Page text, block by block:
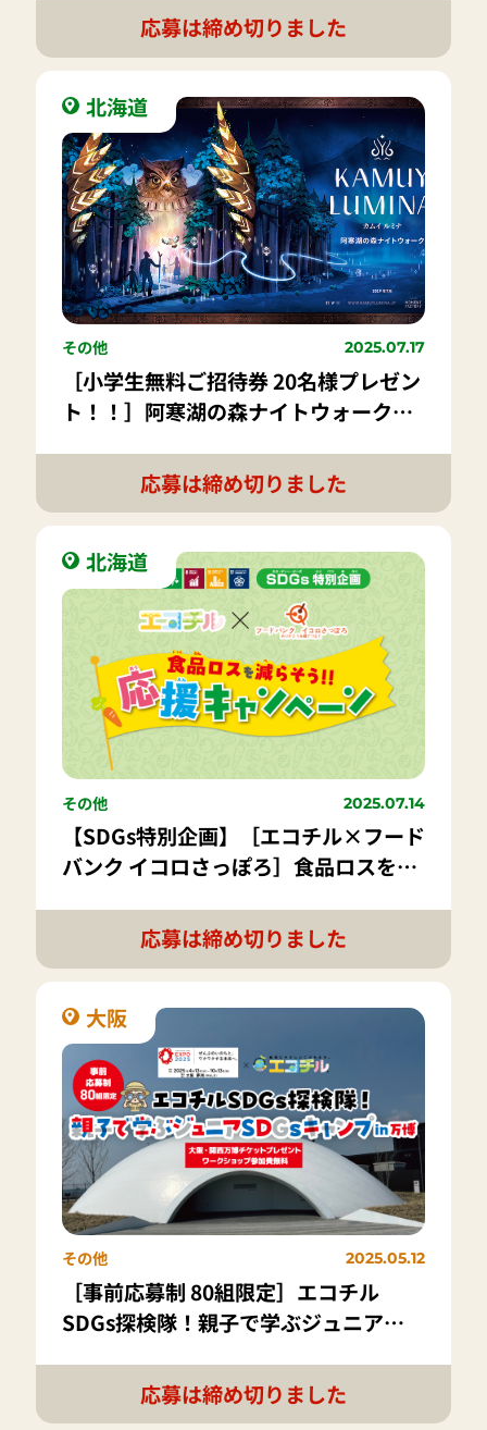
う「お悩み相談室」がエコチルでスタ
ート！～あなたのお悩み送ってくださ
い～
応募は締め切りました
北海道
その他 2025.07.17
［小学生無料ご招待券 20名様プレゼン
ト！！］阿寒湖の森ナイトウォーク
応募は締め切りました
北海道
その他 2025.07.14
【SDGs特別企画】［エコチル×フード
バンク イコロさっぽろ］食品ロスを減
応募は締め切りました
大阪
その他 2025.05.12
［事前応募制 80組限定］エコチル
SDGs探検隊！親子で学ぶジュニア
博チケットプレゼント ワークショップ
参加費無料」
応募は締め切りました